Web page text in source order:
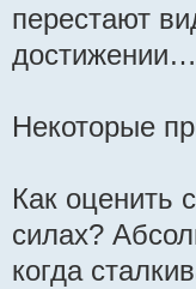
перестают
Некоторые
Как оценить
силах?
когда